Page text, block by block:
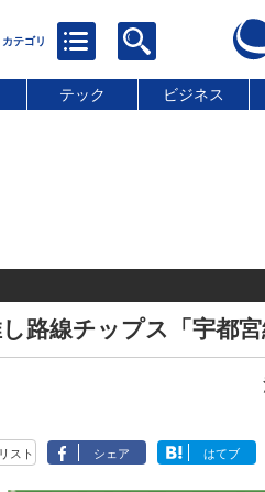
テック ビジネス
路線チップス「宇都
リスト シェア はてブ